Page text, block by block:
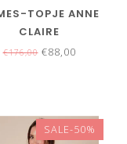
TOPJE ANNE
CLAIRE
€176,00€88,00
SALE-50%